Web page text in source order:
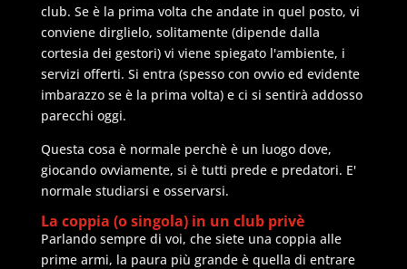
club. Se è la prima volta che andate in quel posto, vi
conviene dirglielo, solitamente (dipende dalla
cortesia dei gestori) vi viene spiegato l'ambiente, i
servizi offerti. Si entra (spesso con ovvio ed evidente
imbarazzo se è la prima volta) e ci si sentirà addosso
parecchi oggi.
Questa cosa è normale perchè è un luogo dove,
giocando ovviamente, si è tutti prede e predatori. E'
normale studiarsi e osservarsi.
La coppia (o singola) in un club privè
Parlando sempre di voi, che siete una coppia alle
prime armi, la paura più grande è quella di entrare